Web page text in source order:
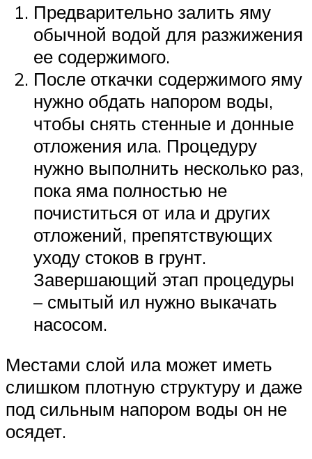
Предварительно залить яму
обычной водой для разжижения
ее содержимого.
После откачки содержимого яму
нужно обдать напором воды,
чтобы снять стенные и донные
отложения ила. Процедуру
нужно выполнить несколько раз,
пока яма полностью не
почиститься от ила и других
отложений, препятствующих
уходу стоков в грунт.
Завершающий этап процедуры
– смытый ил нужно выкачать
насосом.
Местами слой ила может иметь
слишком плотную структуру и даже
под сильным напором воды он не
осядет.